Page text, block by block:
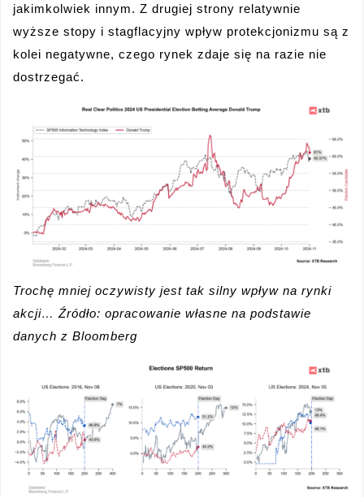
jakimkolwiek innym. Z drugiej strony relatywnie
wyższe stopy i stagflacyjny wpływ protekcjonizmu są z
kolei negatywne, czego rynek zdaje się na razie nie
dostrzegać.
Trochę mniej oczywisty jest tak silny wpływ na rynki
akcji… Źródło: opracowanie własne na podstawie
danych z Bloomberg